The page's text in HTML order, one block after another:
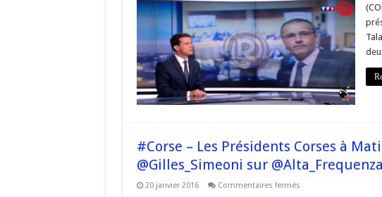
–
L’entretien
entre
Valls
et
les
présidents
nationalistes
accouche
de
trois
groupes
#Corse – Les Présidents Corses à
@Gilles_Simeoni sur @Alta_Frequenza
20 janvier 2016 Commentaires ferméssur